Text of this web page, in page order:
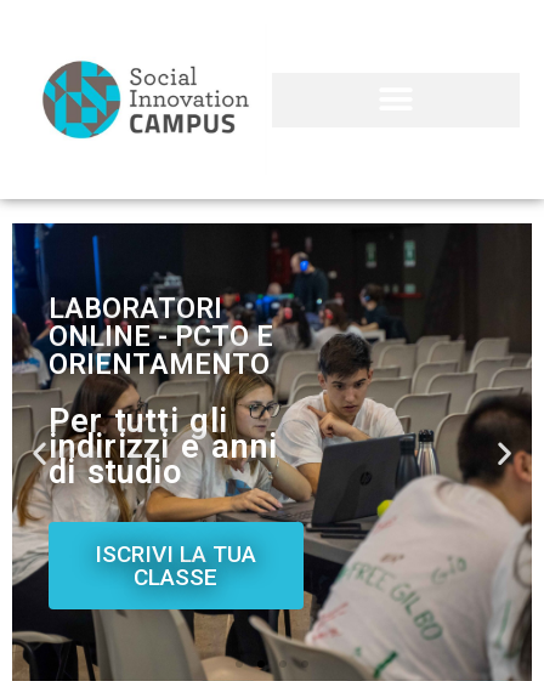
LABORATORI
ONLINE - PCTO E
ORIENTAMENTO
Per tutti gli
indirizzi e anni
di studio
ISCRIVI LA TUA
CLASSE